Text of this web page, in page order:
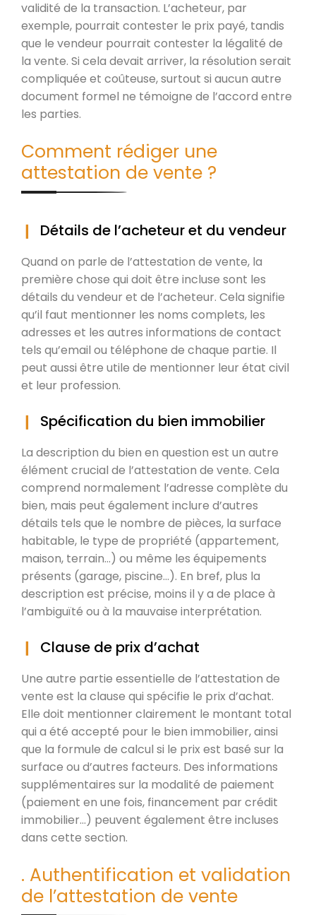
validité de la transaction. L’acheteur, par
exemple, pourrait contester le prix payé, tandis
que le vendeur pourrait contester la légalité de
la vente. Si cela devait arriver, la résolution serait
compliquée et coûteuse, surtout si aucun autre
document formel ne témoigne de l’accord entre
les parties.
Comment rédiger une
attestation de vente ?
Détails de l’acheteur et du vendeur
Quand on parle de l’attestation de vente, la
première chose qui doit être incluse sont les
détails du vendeur et de l’acheteur. Cela signifie
qu’il faut mentionner les noms complets, les
adresses et les autres informations de contact
tels qu’email ou téléphone de chaque partie. Il
peut aussi être utile de mentionner leur état civil
et leur profession.
Spécification du bien immobilier
La description du bien en question est un autre
élément crucial de l’attestation de vente. Cela
comprend normalement l’adresse complète du
bien, mais peut également inclure d’autres
détails tels que le nombre de pièces, la surface
habitable, le type de propriété (appartement,
maison, terrain…) ou même les équipements
présents (garage, piscine…). En bref, plus la
description est précise, moins il y a de place à
l’ambiguïté ou à la mauvaise interprétation.
Clause de prix d’achat
Une autre partie essentielle de l’attestation de
vente est la clause qui spécifie le prix d’achat.
Elle doit mentionner clairement le montant total
qui a été accepté pour le bien immobilier, ainsi
que la formule de calcul si le prix est basé sur la
surface ou d’autres facteurs. Des informations
supplémentaires sur la modalité de paiement
(paiement en une fois, financement par crédit
immobilier…) peuvent également être incluses
dans cette section.
. Authentification et validation
de l’attestation de vente